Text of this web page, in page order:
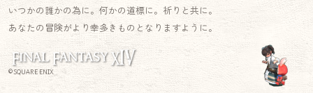
いつかの誰かの為に。何かの道標に。祈りと共に。
あなたの冒険がより幸多きものとなりますように。
© SQUARE ENIX